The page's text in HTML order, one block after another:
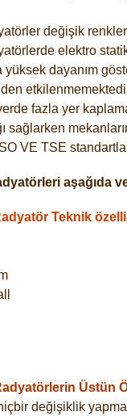
değişik
elektro
dayanım
fazla yer
sağlarken
VE TSE
aşağıda
Teknik
Üstün
değişiklik